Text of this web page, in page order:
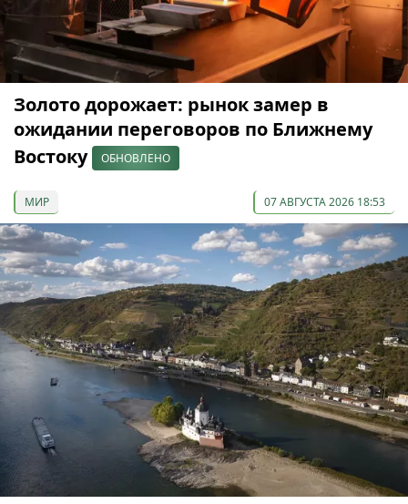
Золото дорожает: рынок замер в
ожидании переговоров по Ближнему
Востоку
ОБНОВЛЕНО
МИР 07 АВГУСТА 2026 18:53